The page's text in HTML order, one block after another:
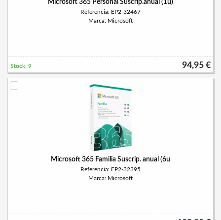
Microsoft 365 Personal Suscrip.anual (1u)
Referencia: EP2-32467
Marca: Microsoft
94,95 €
Stock: 9
Microsoft 365 Familia Suscrip. anual (6u
Referencia: EP2-32395
Marca: Microsoft